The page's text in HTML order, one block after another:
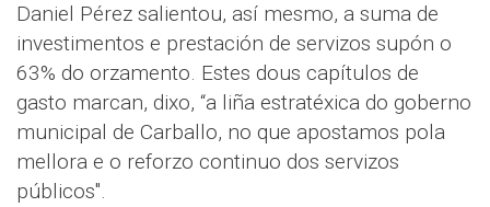
Daniel Pérez salientou, así mesmo, a suma de
investimentos e prestación de servizos supón o
63% do orzamento. Estes dous capítulos de
gasto marcan, dixo, “a liña estratéxica do goberno
municipal de Carballo, no que apostamos pola
mellora e o reforzo continuo dos servizos
públicos".